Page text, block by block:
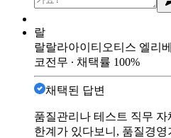
랄
랄랄라아이티 오티스 엘리
코전무 ∙ 채택률 100%
채택된 답변
품질관리나 테스트 직무
한계가 있다보니, 품질경